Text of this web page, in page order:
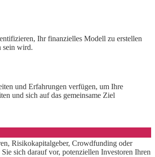
Ihr finanzielles Modell zu erstellen
sein wird.
und Erfahrungen verfügen, um Ihre
und sich auf das gemeinsame Ziel
Risikokapitalgeber, Crowdfunding oder
sich darauf vor, potenziellen Investoren Ihren